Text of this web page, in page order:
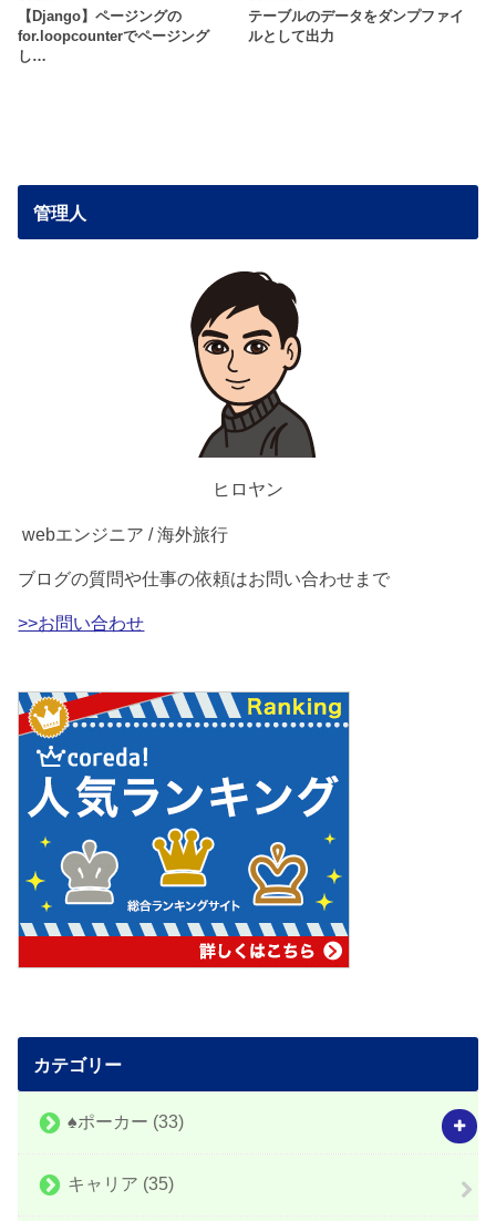
【Django】ページングの
for.loopcounterでページング
し…
テーブルのデータをダンプファイ
ルとして出力
管理人
ヒロヤン
webエンジニア / 海外旅行
ブログの質問や仕事の依頼はお問い合わせまで
>>お問い合わせ
カテゴリー
♠️ポーカー (33)
キャリア (35)